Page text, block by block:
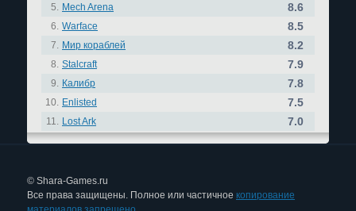
5. Mech Arena 8.6
6. Warface 8.5
7. Мир кораблей 8.2
8. Stalcraft 7.9
9. Калибр 7.8
10. Enlisted 7.5
11. Lost Ark 7.0
© Shara-Games.ru
Все права защищены. Полное или частичное копирование